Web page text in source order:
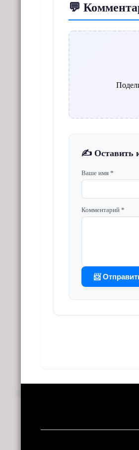
💬
✍️ Оставить
Ваше имя *
Комментарий *
📨